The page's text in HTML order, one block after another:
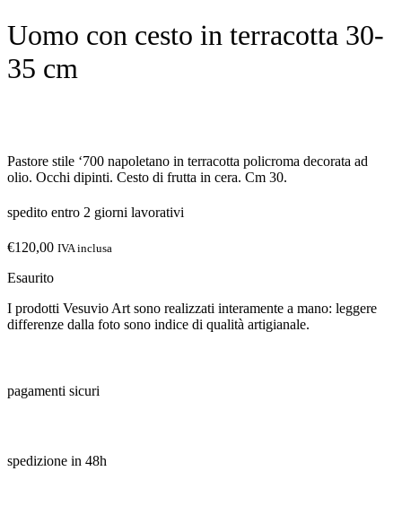
Uomo con cesto in terracotta 30-
35 cm
Pastore stile ‘700 napoletano in terracotta policroma decorata ad
olio. Occhi dipinti. Cesto di frutta in cera. Cm 30.
spedito entro 2 giorni lavorativi
€120,00 IVA inclusa
Esaurito
I prodotti Vesuvio Art sono realizzati interamente a mano: leggere
differenze dalla foto sono indice di qualità artigianale.
pagamenti sicuri
spedizione in 48h